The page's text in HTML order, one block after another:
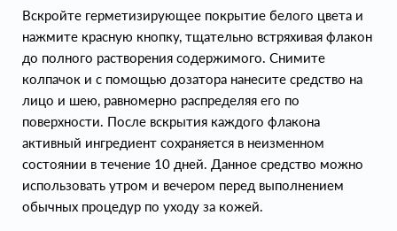
Вскройте герметизирующее покрытие белого цвета и
нажмите красную кнопку, тщательно встряхивая флакон
до полного растворения содержимого. Снимите
колпачок и с помощью дозатора нанесите средство на
лицо и шею, равномерно распределяя его по
поверхности. После вскрытия каждого флакона
активный ингредиент сохраняется в неизменном
состоянии в течение 10 дней. Данное средство можно
использовать утром и вечером перед выполнением
обычных процедур по уходу за кожей.